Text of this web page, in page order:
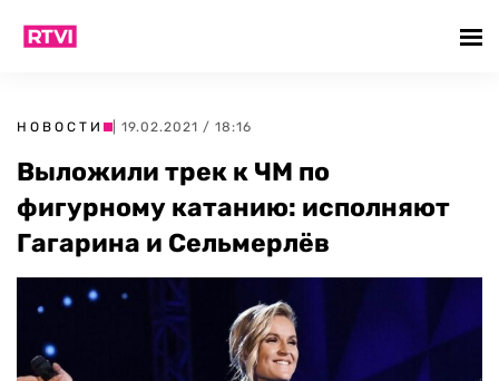
НОВОСТИ | 19.02.2021 / 18:16
Выложили трек к ЧМ по
фигурному катанию: исполняют
Гагарина и Сельмерлёв